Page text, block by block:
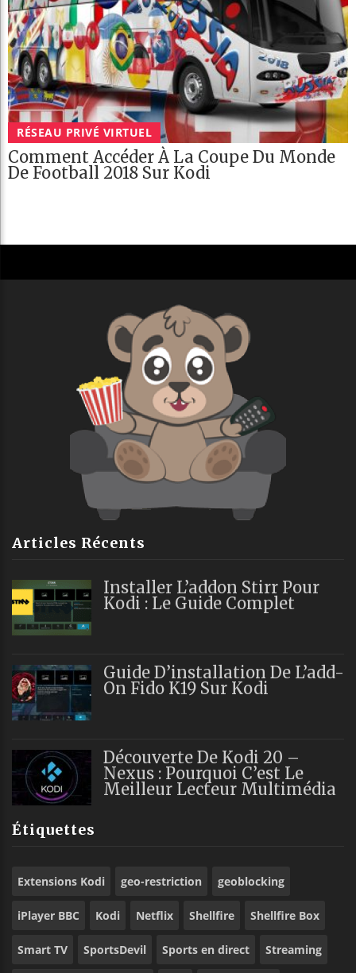
RÉSEAU PRIVÉ VIRTUEL
Comment Accéder À La Coupe Du Monde
De Football 2018 Sur Kodi
Articles Récents
Installer L’addon Stirr Pour
Kodi : Le Guide Complet
Guide D’installation De L’add-
On Fido K19 Sur Kodi
Découverte De Kodi 20 –
Nexus : Pourquoi C’est Le
Meilleur Lecteur Multimédia
Étiquettes
Extensions Kodi geo-restriction geoblocking
iPlayer BBC Kodi Netflix Shellfire Shellfire Box
Smart TV SportsDevil Sports en direct Streaming